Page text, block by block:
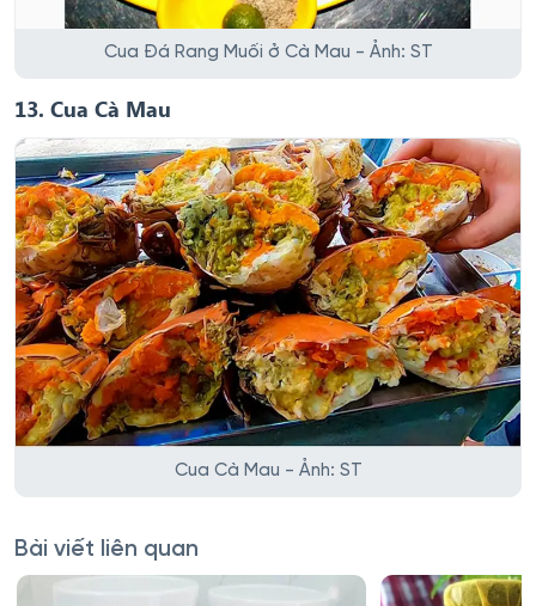
Cua Đá Rang Muối ở Cà Mau - Ảnh: ST
13. Cua Cà Mau
Cua Cà Mau - Ảnh: ST
Bài viết liên quan